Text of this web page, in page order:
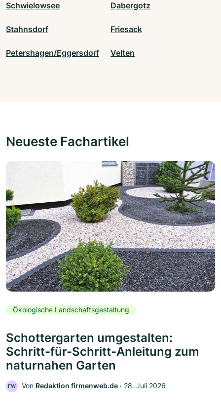
Schwielowsee Dabergotz
Stahnsdorf Friesack
Petershagen/Eggersdorf Velten
Neueste Fachartikel
Ökologische Landschaftsgestaltung
Schottergarten umgestalten:
Schritt-für-Schritt-Anleitung zum
naturnahen Garten
FW Von Redaktion firmenweb.de ‧ 28. Juli 2026